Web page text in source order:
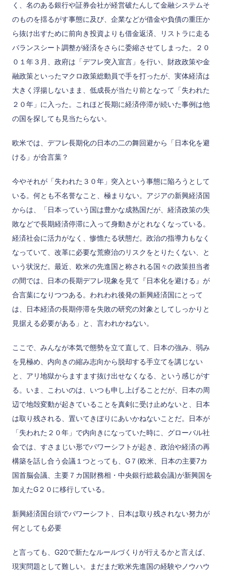
く、名のある銀行や証券会社が経営破たんして金融システムそ
のものを揺るがす事態に及び、企業などが借金や負債の重圧か
ら抜け出すために前向き投資よりも借金返済、リストラに走る
バランスシート調整が経済をさらに委縮させてしまった。２０
０１年３月、政府は「デフレ突入宣言」を行い、財政政策や金
融政策といったマクロ政策総動員で手を打ったが、実体経済は
大きく浮揚しないまま、低成長が当たり前となって「失われた
２０年」に入った。これほど長期に経済停滞が続いた事例は他
の国を探しても見当たらない。
欧米では、デフレ長期化の日本の二の舞回避から「日本化を避
ける」が合言葉？
今やそれが「失われた３０年」突入という事態に陥ろうとして
いる。何とも不名誉なこと、極まりない。アジアの新興経済国
からは、「日本っていう国は豊かな成熟国だが、経済政策の失
敗などで長期経済停滞に入って身動きがとれなくなっている。
経済社会に活力がなく、惨憺たる状態だ。政治の指導力もなく
なっていて、改革に必要な荒療治のリスクをとりたくない、と
いう状況だ。最近、欧米の先進国と称される国々の政策担当者
の間では、日本の長期デフレ現象を見て『日本化を避ける』が
合言葉になりつつある。われわれ後発の新興経済国にとって
は、日本経済の長期停滞を失敗の研究の対象としてしっかりと
見据える必要がある」と、言われかねない。
ここで、みんなが本気で態勢を立て直して、日本の強み、弱み
を見極め、内向きの縮み志向から脱却する手立てを講じない
と、アリ地獄からますます抜け出せなくなる、という感じがす
る。いま、こわいのは、いつも申し上げることだが、日本の周
辺で地殻変動が起きていることを真剣に受け止めないと、日本
は取り残される、置いてきぼりにあいかねないことだ。日本が
「失われた２０年」で内向きになっていた時に、グローバル社
会では、すさまじい形でパワーシフトが起き、政治や経済の再
構築を話し合う会議１つとっても、G７(欧米、日本の主要7カ
国首脳会議、主要７カ国財務相・中央銀行総裁会議)が新興国を
加えたG２０に移行している。
新興経済国台頭でパワーシフト、日本は取り残されない努力が
何としても必要
と言っても、G20で新たなルールづくりが行えるかと言えば、
現実問題として難しい。まだまだ欧米先進国の経験やノウハウ